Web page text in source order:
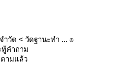
วัด < วัดฐานะทำ ... ๏
ทู้คำถาม
ามแล้ว